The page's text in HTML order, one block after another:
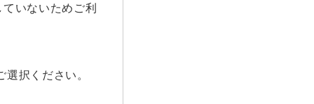
いないためご利
択ください。